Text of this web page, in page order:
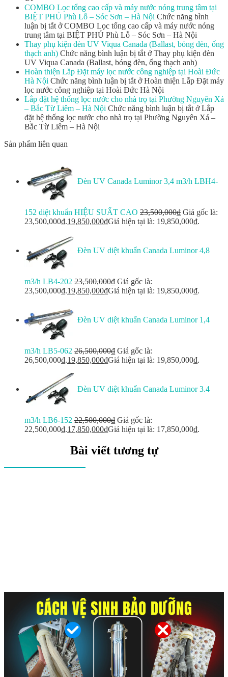
COMBO Lọc tổng cao cấp và máy nước nóng trung tâm tại
BIỆT PHỦ Phù Lỗ – Sóc Sơn – Hà Nội Chức năng bình
luận bị tắt ở COMBO Lọc tổng cao cấp và máy nước nóng
trung tâm tại BIỆT PHỦ Phù Lỗ – Sóc Sơn – Hà Nội
Thay phụ kiện đèn UV Viqua Canada (Ballast, bóng đèn, ống
thạch anh) Chức năng bình luận bị tắt ở Thay phụ kiện đèn
UV Viqua Canada (Ballast, bóng đèn, ống thạch anh)
Hoàn thiện Lắp Đặt máy lọc nước công nghiệp tại Hoài Đức
Hà Nội Chức năng bình luận bị tắt ở Hoàn thiện Lắp Đặt máy
lọc nước công nghiệp tại Hoài Đức Hà Nội
Lắp đặt hệ thống lọc nước cho nhà trọ tại Phường Nguyên Xá
– Bắc Từ Liêm – Hà Nội Chức năng bình luận bị tắt ở Lắp
đặt hệ thống lọc nước cho nhà trọ tại Phường Nguyên Xá –
Bắc Từ Liêm – Hà Nội
Sản phẩm liên quan
Đèn UV Canada Luminor 3,4 m3/h LBH4-
152 diệt khuẩn HIỆU SUẤT CAO 23,500,000₫ Giá gốc là:
23,500,000₫.19,850,000₫Giá hiện tại là: 19,850,000₫.
Đèn UV diệt khuẩn Canada Luminor 4,8
m3/h LB4-202 23,500,000₫ Giá gốc là:
23,500,000₫.19,850,000₫Giá hiện tại là: 19,850,000₫.
Đèn UV diệt khuẩn Canada Luminor 1,4
m3/h LB5-062 26,500,000₫ Giá gốc là:
26,500,000₫.19,850,000₫Giá hiện tại là: 19,850,000₫.
Đèn UV diệt khuẩn Canada Luminor 3.4
m3/h LB6-152 22,500,000₫ Giá gốc là:
22,500,000₫.17,850,000₫Giá hiện tại là: 17,850,000₫.
Bài viết tương tự